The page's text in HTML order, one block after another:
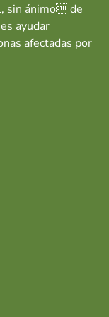
sin ánimo de
ayudar
afectadas por